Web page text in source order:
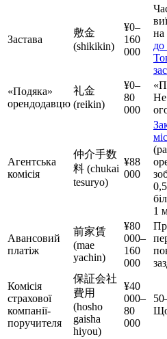
Застава
敷金
(shikikin)
¥0–
160
000
на
до
«Подяка»
орендодавцю
礼金
(reikin)
¥0–
80
000
Не
Агентська
комісія
仲介手数
料 (chukai
tesuryo)
¥88
000
1
Авансовий
платіж
前家賃
(mae
yachin)
¥80
000–
160
000
Комісія
страхової
компанії-
поручителя
保証会社
費用
(hosho
gaisha
hiyou)
¥40
000–
80
000